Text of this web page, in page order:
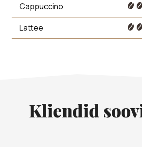
Cappuccino
Lattee
Kliendid